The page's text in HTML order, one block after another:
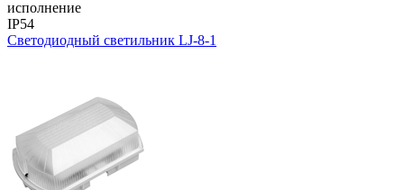
исполнение
IP54
Светодиодный светильник LJ-8-1